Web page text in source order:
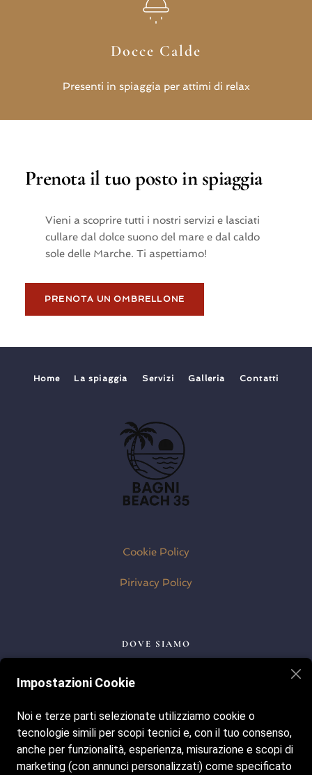
Docce Calde
Presenti in spiaggia per attimi di relax
Prenota il tuo posto in spiaggia
Vieni a scoprire tutti i nostri servizi e lasciati
cullare dal dolce suono del mare e dal caldo
sole delle Marche. Ti aspettiamo!
PRENOTA UN OMBRELLONE
Home La spiaggia Servizi Galleria Contatti
Cookie Policy
Pirivacy Policy
DOVE SIAMO
Lungomare della Repubblica, 37, 63066 Grottammare AP
I NOSTRI ORARI
Tutti i giorni dalle ore 8:00 alle 19:30
Impostazioni Cookie
Noi e terze parti selezionate utilizziamo cookie o
tecnologie simili per scopi tecnici e, con il tuo consenso,
anche per funzionalità, esperienza, misurazione e scopi di
marketing (con annunci personalizzati) come specificato